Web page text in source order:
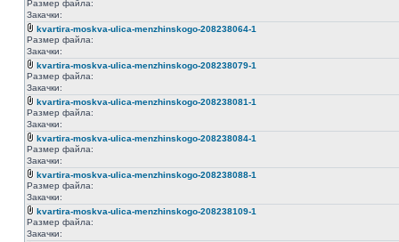
Размер файла:
Закачки:
kvartira-moskva-ulica-menzhinskogo-208238064-1
Размер файла:
Закачки:
kvartira-moskva-ulica-menzhinskogo-208238079-1
Размер файла:
Закачки:
kvartira-moskva-ulica-menzhinskogo-208238081-1
Размер файла:
Закачки:
kvartira-moskva-ulica-menzhinskogo-208238084-1
Размер файла:
Закачки:
kvartira-moskva-ulica-menzhinskogo-208238088-1
Размер файла:
Закачки:
kvartira-moskva-ulica-menzhinskogo-208238109-1
Размер файла:
Закачки: